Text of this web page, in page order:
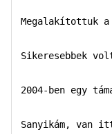
Megalakítottuk
Sikeresebbek
2004-ben egy
Sanyikám, van